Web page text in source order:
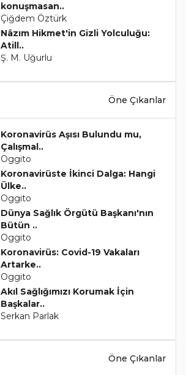
konuşmasan..
Çiğdem Öztürk
Nâzım Hikmet'in Gizli Yolculuğu:
Atill..
Ş. M. Uğurlu
Öne Çıkanlar
Koronavirüs Aşısı Bulundu mu,
Çalışmal..
Oggito
Koronavirüste İkinci Dalga: Hangi
Ülke..
Oggito
Dünya Sağlık Örgütü Başkanı'nın
Bütün ..
Oggito
Koronavirüs: Covid-19 Vakaları
Artarke..
Oggito
Akıl Sağlığımızı Korumak İçin
Başkalar..
Serkan Parlak
Öne Çıkanlar